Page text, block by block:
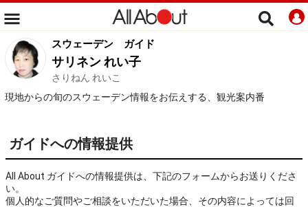
スウェーデン ガイド
サリネン れい子
さりねん れいこ
現地からの旬のスウェーデン情報をお伝えする、観光案内番
ガイドへの情報提供
All About ガイドへの情報提供は、下記のフォームからお送りくださ
い。
個人的なご質問やご相談をいただいた場合、その内容によっては回